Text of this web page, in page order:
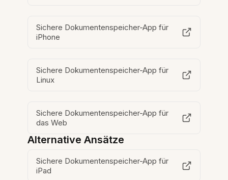
Sichere Dokumentenspeicher-App für
iPhone
Sichere Dokumentenspeicher-App für
Linux
Sichere Dokumentenspeicher-App für
das Web
Alternative Ansätze
Sichere Dokumentenspeicher-App für
iPad